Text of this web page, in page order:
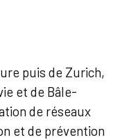
puis de Zurich,
et de Bâle-
de réseaux
et de prévention